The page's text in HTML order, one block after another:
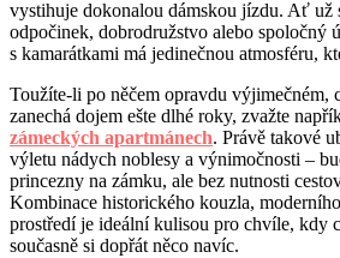
vystihuje dokonalou dámskou jízdu. Ať už
odpočinek, dobrodružstvo alebo spoločný
s kamarátkami má jedinečnou atmosféru,
Toužíte-li po něčem opravdu výjimečném,
zanechá dojem ešte dlhé roky, zvažte
zámeckých apartmánech. Právě takové
výletu nádych noblesy a výnimočnosti –
princezny na zámku, ale bez nutnosti
Kombinace historického kouzla,
prostředí je ideální kulisou pro chvíle, kdy
současně si dopřát něco navíc.